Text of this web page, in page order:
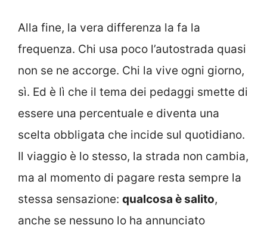
Alla fine, la vera differenza la fa la
frequenza. Chi usa poco l’autostrada quasi
non se ne accorge. Chi la vive ogni giorno,
sì. Ed è lì che il tema dei pedaggi smette di
essere una percentuale e diventa una
scelta obbligata che incide sul quotidiano.
Il viaggio è lo stesso, la strada non cambia,
ma al momento di pagare resta sempre la
stessa sensazione: qualcosa è salito,
anche se nessuno lo ha annunciato